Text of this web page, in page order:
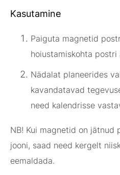
Kasutamine
Paiguta magnetid
hoiustamiskohta postri
Nädalat planeerides
kavandatavad
need kalendrisse
NB! Kui magnetid on jätnud
jooni, saad need kergelt
eemaldada.